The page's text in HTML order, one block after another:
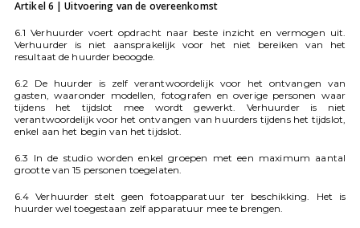
Artikel 6 | Uitvoering van de overeenkomst
6.1 Verhuurder voert opdracht naar beste inzicht en vermogen uit.
Verhuurder is niet aansprakelijk voor het niet bereiken van het
resultaat de huurder beoogde.
6.2 De huurder is zelf verantwoordelijk voor het ontvangen van
gasten, waaronder modellen, fotografen en overige personen waar
tijdens het tijdslot mee wordt gewerkt. Verhuurder is niet
verantwoordelijk voor het ontvangen van huurders tijdens het tijdslot,
enkel aan het begin van het tijdslot.
6.3 In de studio worden enkel groepen met een maximum aantal
grootte van 15 personen toegelaten.
6.4 Verhuurder stelt geen fotoapparatuur ter beschikking. Het is
huurder wel toegestaan zelf apparatuur mee te brengen.